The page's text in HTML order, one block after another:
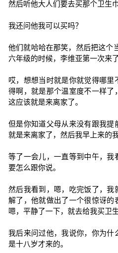
然后听他大人们要去买那个卫生巾
我还问他我可以买吗？
他们就哈哈在那笑，然后把这个
六年级的时候，李维亚第一次来了
哎，想想当时就是你就觉得哪里
得啊，就是那个温室度不一样了
这应该就是来离家了。
但是你知道父母从来没有跟我
就是来离家了，然后我早上来的
等了一会儿，一直等到中午，
要怎么跟你说。
然后我看到，嗯，吃完饭了，我
解了，他就做出了一个很惊讶
嗯，平静了一下，就去给我买卫生
我后来问过他，我说你，你为
是十八岁才来的。